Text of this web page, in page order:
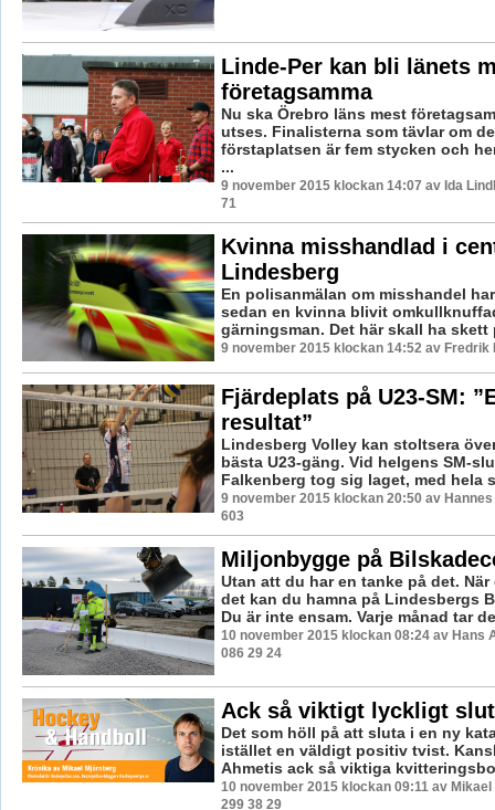
Linde-Per kan bli länets
företagsamma
Nu ska Örebro läns mest
utses. Finalisterna som tävlar om
förstaplatsen är fem stycken och
...
9 november 2015 klockan 14:07 av Ida
71
Kvinna misshandlad i
Lindesberg
En polisanmälan om misshandel
sedan en kvinna blivit
gärningsman. Det här skall ha skett
9 november 2015 klockan 14:52 av Fredrik
Fjärdeplats på U23-SM:
resultat”
Lindesberg Volley kan stoltsera
bästa U23-gäng. Vid helgens SM-
Falkenberg tog sig laget, med hela
9 november 2015 klockan 20:50 av Hannes
603
Miljonbygge på
Utan att du har en tanke på det.
det kan du hamna på Lindesbergs
Du är inte ensam. Varje månad tar
10 november 2015 klockan 08:24 av Hans
086 29 24
Ack så viktigt lyckligt slut
Det som höll på att sluta i en ny
istället en väldigt positiv tvist.
Ahmetis ack så viktiga
10 november 2015 klockan 09:11 av
299 38 29